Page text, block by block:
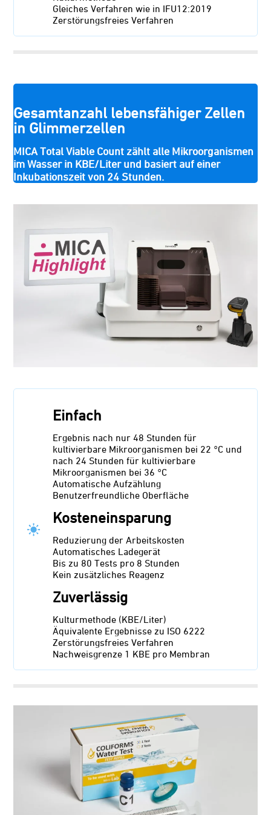
Gleiches Verfahren wie in IFU12:2019
Zerstörungsfreies Verfahren
Gesamtanzahl lebensfähiger Zellen
in Glimmerzellen
MICA Total Viable Count zählt alle Mikroorganismen
im Wasser in KBE/Liter und basiert auf einer
Inkubationszeit von 24 Stunden.
Einfach
Ergebnis nach nur 48 Stunden für
kultivierbare Mikroorganismen bei 22 °C und
nach 24 Stunden für kultivierbare
Mikroorganismen bei 36 °C
Automatische Aufzählung
Benutzerfreundliche Oberfläche
Kosteneinsparung
Reduzierung der Arbeitskosten
Automatisches Ladegerät
Bis zu 80 Tests pro 8 Stunden
Kein zusätzliches Reagenz
Zuverlässig
Kulturmethode (KBE/Liter)
Äquivalente Ergebnisse zu ISO 6222
Zerstörungsfreies Verfahren
Nachweisgrenze 1 KBE pro Membran